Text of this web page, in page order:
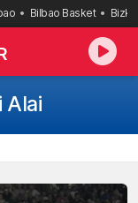
Bilbao Basket
Alai